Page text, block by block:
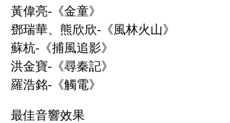
黃偉亮-《金童》
鄧瑞華、熊欣欣-《風林火山》
蘇杭-《捕風追影》
洪金寶-《尋秦記》
羅浩銘-《觸電》
最佳音響效果